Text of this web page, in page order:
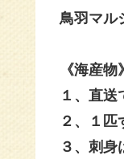
鳥羽マル
《海産物》
１、直送
２、１匹
３、刺身